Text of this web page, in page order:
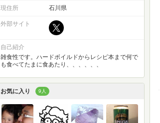
現住所 石川県
外部サイト
自己紹介
雑食性です。ハードボイルドからレシピ本まで何で
も食べてたまに食あたり、、、、、、
お気に入り 9人